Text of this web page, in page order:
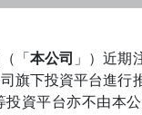
能對證券回報造成不
務證券可能較發展
面臨波動。該等證
「 本公司 」）近期
旗下投資平台進行
資平台亦不由本